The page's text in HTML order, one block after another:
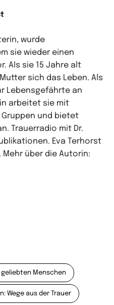
wurde
sie wieder einen
Als sie 15 Jahre alt
sich das Leben. Als
Lebensgefährte an
arbeitet sie mit
und bietet
Trauerradio mit Dr.
Eva Terhorst
über die Autorin:
Menschen
Wege aus der Trauer